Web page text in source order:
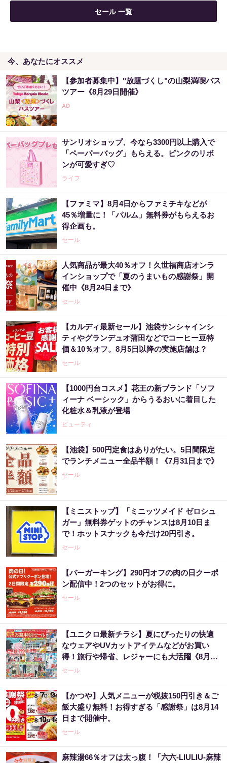
セール 一覧
今、あなたにオススメ
【参加者募集中】"放題づくし"の山梨満喫バス
ツアー《8月29日開催》
サンリオショップ、今なら3300円以上購入で
「ペーパーバッグ」もらえる。ピンクのリボ
ンが可愛すぎ♡
ライフ
【ファミマ】8月4日からファミチキなどが
45％増量に！「パルム」無料券がもらえるお
得企画も。
セール
人気商品が最大40％オフ！久世福商店オンラ
インショップで「夏のうまいもの感謝祭」開
催中《8月24日まで》
セール
【カルディ最新セール】池袋サンシャインシ
ティやグランデュオ蒲田などでコーヒー豆特
価＆10％オフ。8月5日以降の実施店舗は？
セール
【1000円台コスメ】花王の新ブランド「ソフ
ィーナ ベーシック」からうるおいに着目した
化粧水＆乳液が登場
ビューティ
【池袋】500円定食はありがたい。5日間限定
でランチメニュー全品半額！《7月31日まで》
セール
【ミニストップ】「ミニッツメイド ゼロシュ
ガー」無料券ゲットのチャンスは8月10日ま
で！ホットスナックも今だけ20円引き。
セール
【バーガーキング】290円オフの肉の日クーポ
ン配信中！2つのセットがお得に。
セール
【ユニクロ最新チラシ】夏にぴったりの快適
なウェアやUVカットアイテムなどがお買い
得！旅行や帰省、レジャーにも大活躍《8月13
日まで》
セール
【かつや】人気メニューが税抜150円引き＆ご
飯大盛り無料！お得すぎる「感謝祭」は8月14
日まで開催中。
セール
麻辣湯66％オフは太っ腹！「六六-LIULIU-麻辣